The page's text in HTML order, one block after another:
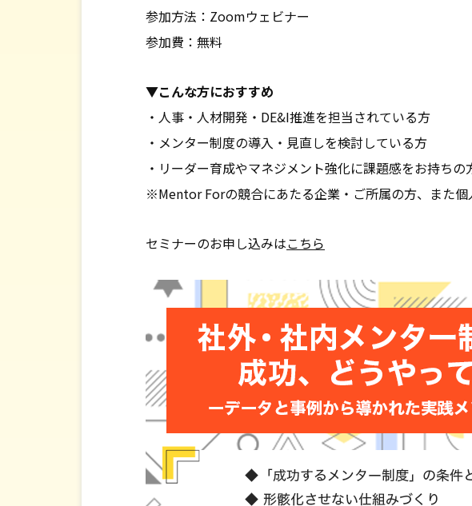
参加方法：Zoomウェビナー
参加費：無料
▼こんな方におすすめ
・人事・人材開発・DE&I推進を担当されている方
・メンター制度の導入・見直しを検討している方
・リーダー育成やマネジメント強化に課題感をお持ちの
※Mentor Forの競合にあたる企業・ご所属の方、また個
セミナーのお申し込みはこちら